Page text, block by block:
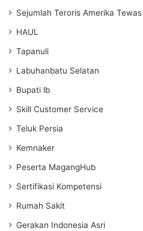
Sejumlah Teroris Amerika Tewas
HAUL
Tapanuli
Labuhanbatu Selatan
Bupati lb
Skill Customer Service
Teluk Persia
Kemnaker
Peserta MagangHub
Sertifikasi Kompetensi
Rumah Sakit
Gerakan Indonesia Asri